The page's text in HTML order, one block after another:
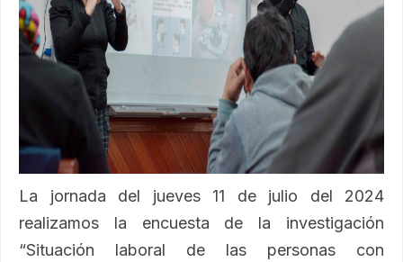
La jornada del jueves 11 de julio del 2024
realizamos la encuesta de la investigación
“Situación laboral de las personas con